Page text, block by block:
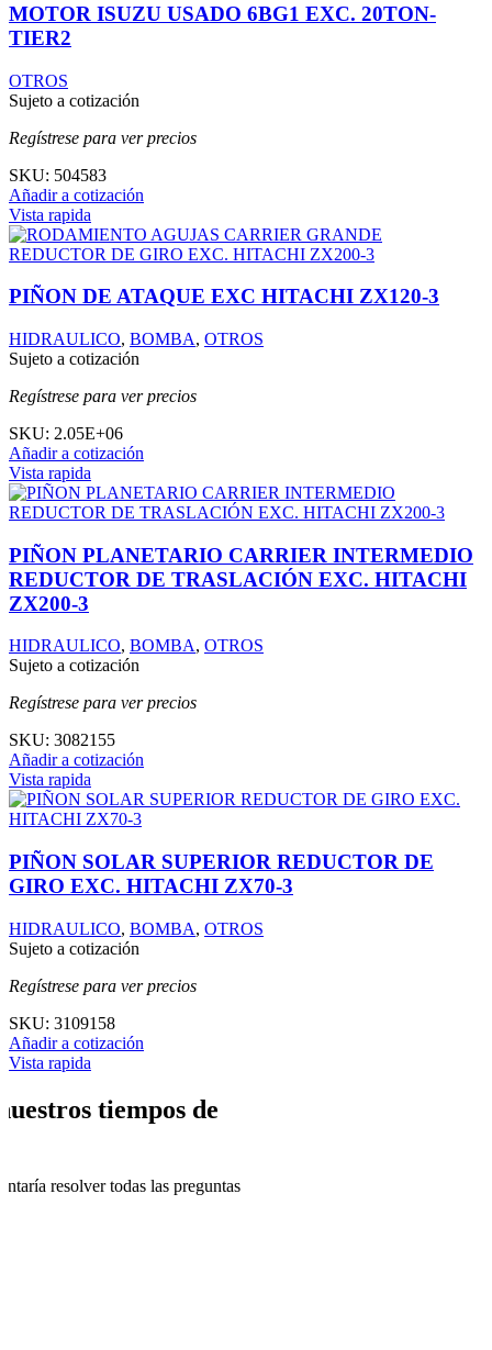
MOTOR ISUZU USADO 6BG1 EXC. 20TON-
TIER2
OTROS
Sujeto a cotización
Regístrese para ver precios
SKU: 504583
Añadir a cotización
Vista rapida
PIÑON DE ATAQUE EXC HITACHI ZX120-3
HIDRAULICO, BOMBA, OTROS
Sujeto a cotización
Regístrese para ver precios
SKU: 2.05E+06
Añadir a cotización
Vista rapida
PIÑON PLANETARIO CARRIER INTERMEDIO
REDUCTOR DE TRASLACIÓN EXC. HITACHI
ZX200-3
HIDRAULICO, BOMBA, OTROS
Sujeto a cotización
Regístrese para ver precios
SKU: 3082155
Añadir a cotización
Vista rapida
PIÑON SOLAR SUPERIOR REDUCTOR DE
GIRO EXC. HITACHI ZX70-3
HIDRAULICO, BOMBA, OTROS
Sujeto a cotización
Regístrese para ver precios
SKU: 3109158
Añadir a cotización
Vista rapida
tiempos de
resolver todas las preguntas